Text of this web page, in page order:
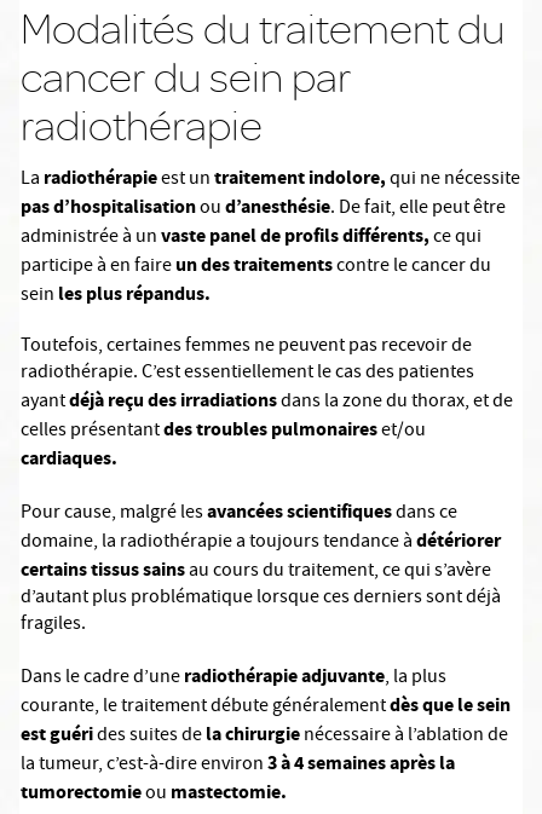
Modalités du traitement du
cancer du sein par
radiothérapie
La radiothérapieest untraitement indolore,qui ne nécessite
pas d’hospitalisationoud’anesthésie. De fait, elle peut être
administrée à unvaste panel de profils différents,ce qui
participe à en faireun des traitementscontre le cancer du
sein les plus répandus.
Toutefois, certaines femmes ne peuvent pas recevoir de
radiothérapie. C’est essentiellement le cas des patientes
ayantdéjà reçu des irradiationsdans la zone du thorax, et de
celles présentantdes troubles pulmonaireset/ou
cardiaques.
Pour cause, malgré lesavancées scientifiquesdans ce
domaine, la radiothérapie a toujours tendance àdétériorer
certains tissus sainsau cours du traitement, ce qui s’avère
d’autant plus problématique lorsque ces derniers sont déjà
fragiles.
Dans le cadre d’uneradiothérapie adjuvante, la plus
courante, le traitement débute généralementdès que le sein
est guérides suites dela chirurgienécessaire à l’ablation de
la tumeur, c’est-à-dire environ3 à 4 semaines après la
tumorectomieou mastectomie.